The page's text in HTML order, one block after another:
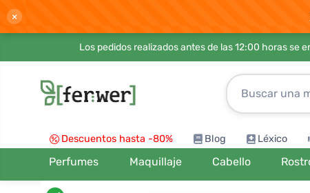
×
Los pedidos realizados antes de las 12:00 horas se
Descuentos hasta -80% Blog Léxico
Perfumes Maquillaje Cabello